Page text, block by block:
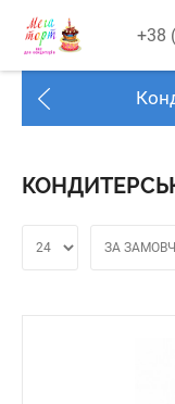
+38